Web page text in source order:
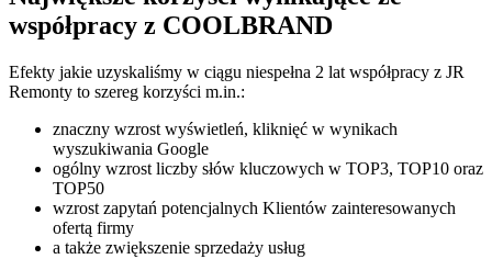
współpracy z COOLBRAND
Efekty jakie uzyskaliśmy w ciągu niespełna 2 lat współpracy z JR
Remonty to szereg korzyści m.in.:
znaczny wzrost wyświetleń, kliknięć w wynikach
wyszukiwania Google
ogólny wzrost liczby słów kluczowych w TOP3, TOP10 oraz
TOP50
wzrost zapytań potencjalnych Klientów zainteresowanych
ofertą firmy
a także zwiększenie sprzedaży usług